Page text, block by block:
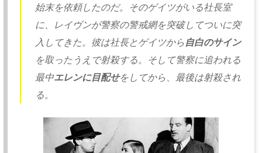
始末を依頼したのだ。 そのゲイツがいる社長室
に、レイヴンが警察の警戒網を突破してついに突
入してきた。 彼は社長とゲイツから自白のサイン
を取ったうえで射殺する。 そして警察に追われる
最中エレンに目配せをしてから、 最後は射殺され
る。